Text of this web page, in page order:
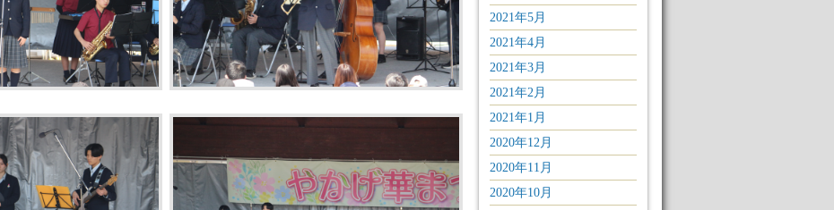
2021年5月
2021年4月
2021年3月
2021年2月
2021年1月
2020年12月
2020年11月
2020年10月